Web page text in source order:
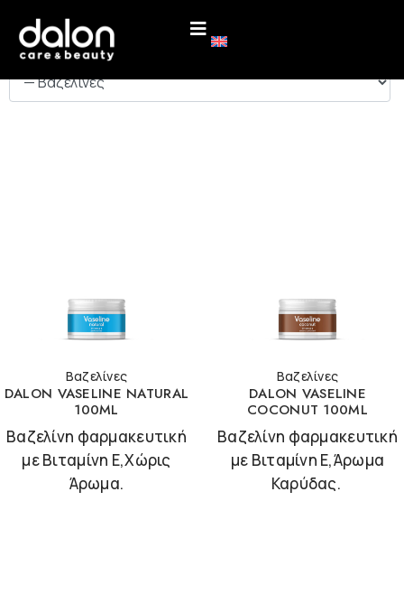
ΚΑΤΗΓΟΡΙΕΣ
Βαζελίνες
DALON VASELINE NATURAL
100ML
Βαζελίνη φαρμακευτική
με Βιταμίνη Ε,Χώρις
Άρωμα.
Βαζελίνες
DALON VASELINE
COCONUT 100ML
Βαζελίνη φαρμακευτική
με Βιταμίνη Ε,Άρωμα
Καρύδας.